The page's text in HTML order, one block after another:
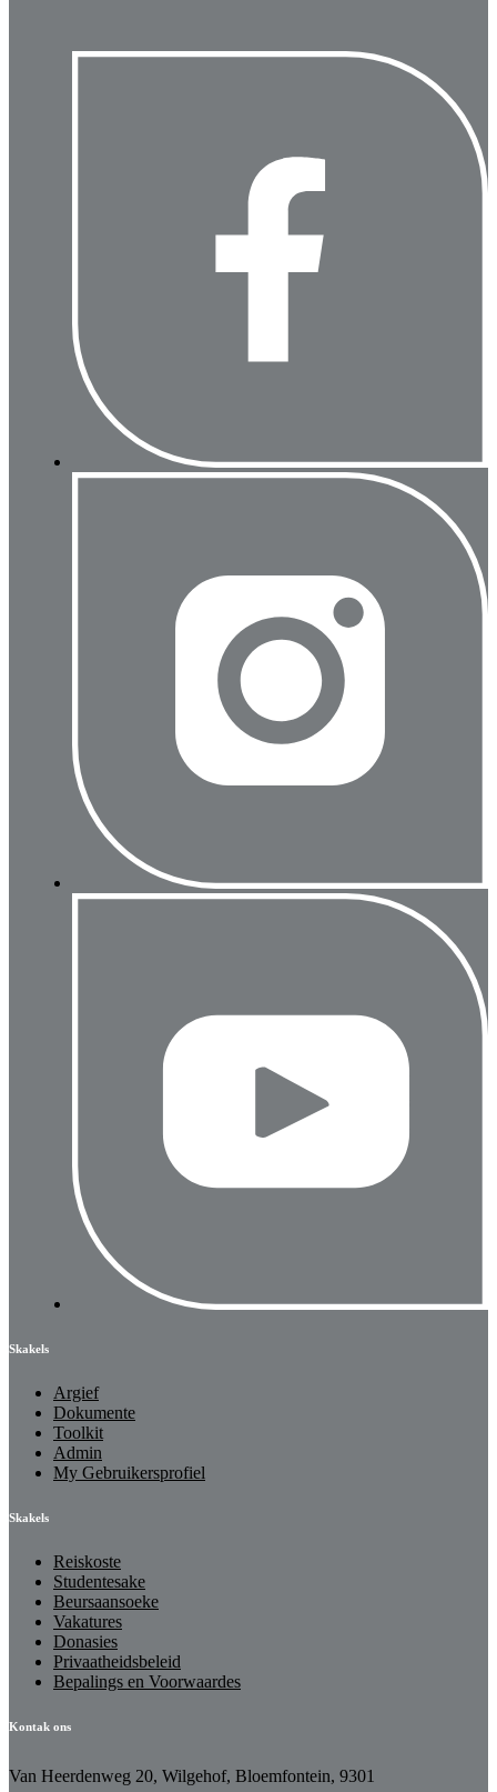
Skakels
Argief
Dokumente
Toolkit
Admin
My Gebruikersprofiel
Skakels
Reiskoste
Studentesake
Beursaansoeke
Vakatures
Donasies
Privaatheidsbeleid
Bepalings en Voorwaardes
Kontak ons
Van Heerdenweg 20, Wilgehof, Bloemfontein, 9301